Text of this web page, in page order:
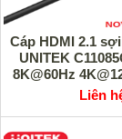
Cáp HDMI 2.1
UNITEK
8K@60Hz
cao
Liên